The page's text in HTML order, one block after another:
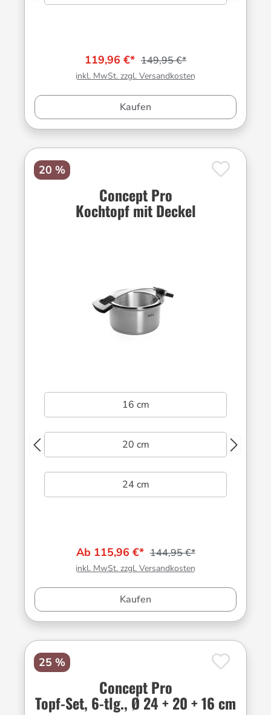
119,96 €* 149,95 €*
inkl. MwSt. zzgl. Versandkosten
Kaufen
20 %
Concept Pro
Kochtopf mit Deckel
16 cm
20 cm
24 cm
Ab 115,96 €* 144,95 €*
inkl. MwSt. zzgl. Versandkosten
Kaufen
25 %
Concept Pro
Topf-Set, 6-tlg., Ø 24 + 20 + 16 cm